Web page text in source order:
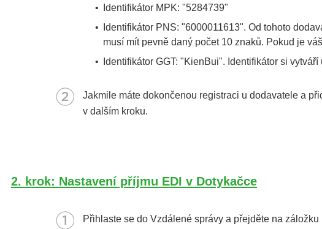
•
Identifikátor MPK: "5284739"
•
Identifikátor PNS: "6000011613". Od tohoto
musí mít pevně daný počet 10 znaků. Pokud je
•
Identifikátor GGT: "KienBui". Identifikátor si vytváří
Jakmile máte dokončenou registraci u dodavatele a
v dalším kroku.
2. krok: Nastavení příjmu EDI v Dotykačce
Přihlaste se do Vzdálené správy a přejděte na záložku